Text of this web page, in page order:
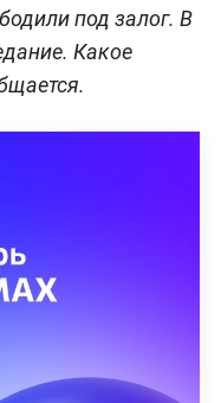
под залог. В
Какое